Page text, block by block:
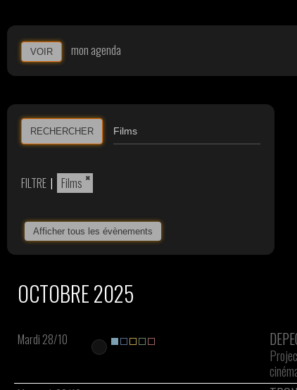
VOIR mon agenda
RECHERCHER
FILTRE | ×
Films
Afficher tous les évènements
OCTOBRE 2025
Mardi 28/10